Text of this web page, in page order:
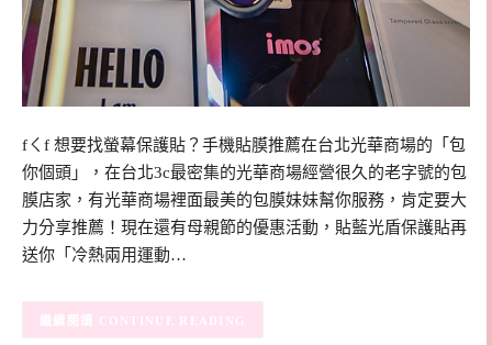
fㄑf 想要找螢幕保護貼？手機貼膜推薦在台北光華商場的「包
你個頭」，在台北3c最密集的光華商場經營很久的老字號的包
膜店家，有光華商場裡面最美的包膜妹妹幫你服務，肯定要大
力分享推薦！現在還有母親節的優惠活動，貼藍光盾保護貼再
送你「冷熱兩用運動…
CONTINUE READING